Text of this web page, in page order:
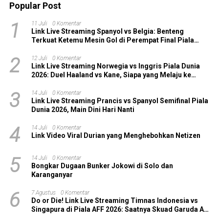
Popular Post
1 11 Juli 0 Komentar
Link Live Streaming Spanyol vs Belgia: Benteng
Terkuat Ketemu Mesin Gol di Perempat Final Piala
2 12 Juli 0 Komentar
Link Live Streaming Norwegia vs Inggris Piala Dunia
2026: Duel Haaland vs Kane, Siapa yang Melaju ke
3 14 Juli 0 Komentar
Link Live Streaming Prancis vs Spanyol Semifinal Piala
Dunia 2026, Main Dini Hari Nanti
4 14 Juli 0 Komentar
Link Video Viral Durian yang Menghebohkan Netizen
5 14 Juli 0 Komentar
Bongkar Dugaan Bunker Jokowi di Solo dan
Karanganyar
6 7 Agustus 0 Komentar
Do or Die! Link Live Streaming Timnas Indonesia vs
Singapura di Piala AFF 2026: Saatnya Skuad Garuda All